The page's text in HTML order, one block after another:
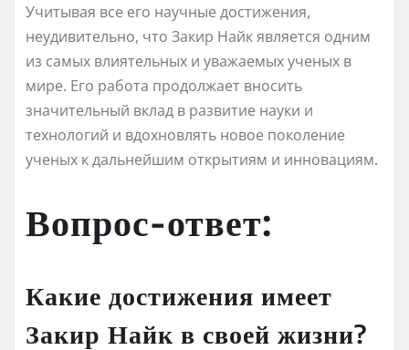
Учитывая все его научные достижения,
неудивительно, что Закир Найк является одним
из самых влиятельных и уважаемых ученых в
мире. Его работа продолжает вносить
значительный вклад в развитие науки и
технологий и вдохновлять новое поколение
ученых к дальнейшим открытиям и инновациям.
Вопрос-ответ:
Какие достижения имеет
Закир Найк в своей жизни?